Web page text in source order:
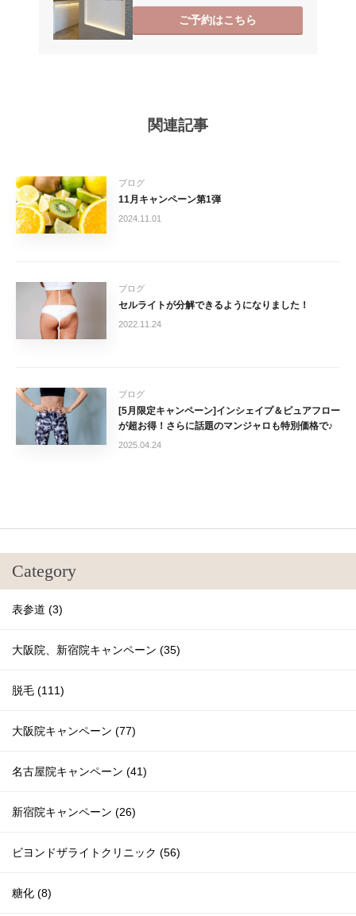
ご予約はこちら
関連記事
ブログ
11月キャンペーン第1弾
2024.11.01
ブログ
セルライトが分解できるようになりました！
2022.11.24
ブログ
[5月限定キャンペーン]インシェイプ＆ピュアフロー
が超お得！さらに話題のマンジャロも特別価格で♪
2025.04.24
Category
表参道 (3)
大阪院、新宿院キャンペーン (35)
脱毛 (111)
大阪院キャンペーン (77)
名古屋院キャンペーン (41)
新宿院キャンペーン (26)
ビヨンドザライトクリニック (56)
糖化 (8)